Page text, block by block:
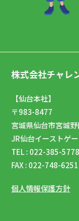
株式会社チャレ
【仙台本社】
〒983-8477
宮城県仙台市宮城
JR仙台イーストゲ
TEL : 022-385-5778
FAX : 022-748-6251
個人情報保護方針